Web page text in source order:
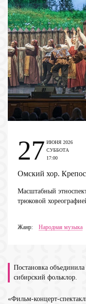
Омский хор.
Масштабный
трюковой
Жанр: Народная музыка
27 ИЮНЯ 2026
СУББОТА
17:00
Постановка
сибирский фольклор.
«Фильм-концерт-